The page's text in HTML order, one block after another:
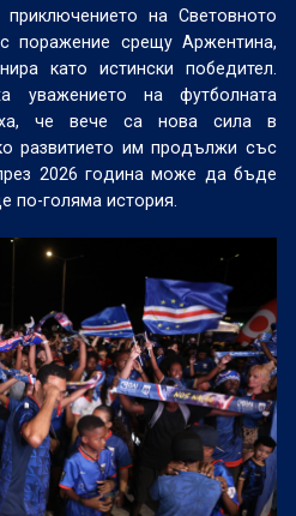
на Световното
поражение срещу Аржентина,
като истински победител.
уважението на футболната
че вече са нова сила в
развитието им продължи със
2026 година може да бъде
по-голяма история.